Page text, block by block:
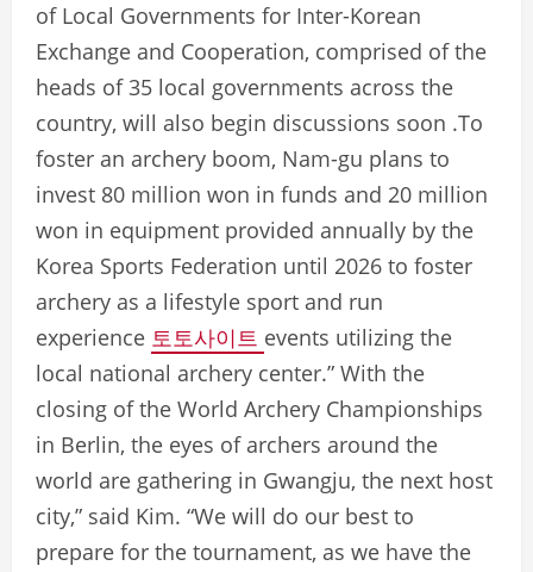
of Local Governments for Inter-Korean
Exchange and Cooperation, comprised of the
heads of 35 local governments across the
country, will also begin discussions soon .To
foster an archery boom, Nam-gu plans to
invest 80 million won in funds and 20 million
won in equipment provided annually by the
Korea Sports Federation until 2026 to foster
archery as a lifestyle sport and run
experience 토토사이트 events utilizing the
local national archery center.” With the
closing of the World Archery Championships
in Berlin, the eyes of archers around the
world are gathering in Gwangju, the next host
city,” said Kim. “We will do our best to
prepare for the tournament, as we have the